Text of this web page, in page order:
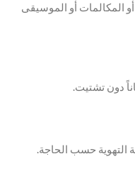
‫- يتيح توجيه الهاتف بسهولة لاستخدام GPS أو المكالمات أو الموسيقى